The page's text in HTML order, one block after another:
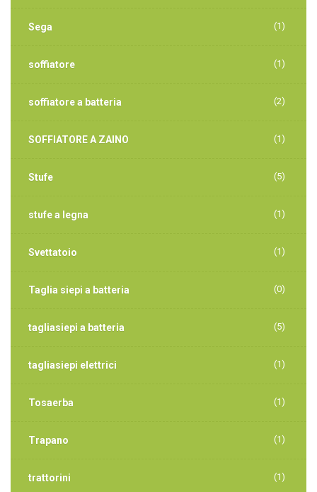
Sega (1)
soffiatore (1)
soffiatore a batteria (2)
SOFFIATORE A ZAINO (1)
Stufe (5)
stufe a legna (1)
Svettatoio (1)
Taglia siepi a batteria (0)
tagliasiepi a batteria (5)
tagliasiepi elettrici (1)
Tosaerba (1)
Trapano (1)
trattorini (1)